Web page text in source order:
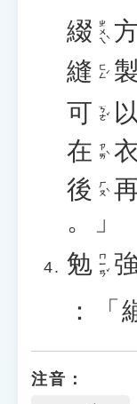
綴 ㄓㄨㄟˋ
縫 ㄈㄥˊ
可 ㄎㄜˇ 以
在 ㄗㄞˋ
後 ㄏㄡˋ
。」
勉 ㄇㄧㄢˇ
：「
注音：